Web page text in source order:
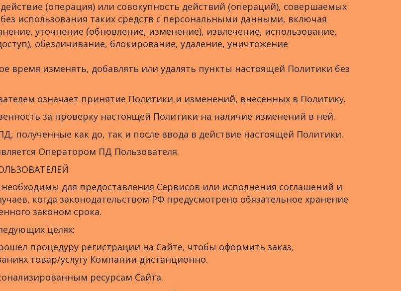
(операция) или совокупность действий (операций), совершаемых
использования таких средств с персональными данными, включая
уточнение (обновление, изменение), извлечение, использование,
обезличивание, блокирование, удаление, уничтожение
время изменять, добавлять или удалять пункты настоящей Политики без
означает принятие Политики и изменений, внесенных в Политику.
за проверку настоящей Политики на наличие изменений в ней.
полученные как до, так и после ввода в действие настоящей Политики.
Оператором ПД Пользователя.
для предоставления Cервисов или исполнения соглашений и
когда законодательством РФ предусмотрено обязательное хранение
законом срока.
целях:
процедуру регистрации на Сайте, чтобы оформить заказ,
товар/услугу Компании дистанционно.
ресурсам Сайта.